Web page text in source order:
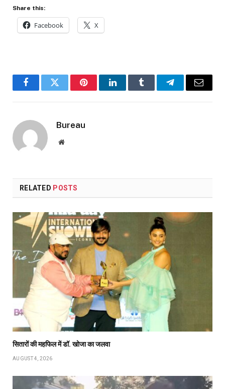
Share this:
Facebook X
FacebookTwitter PinterestLinkedInTumblr TelegramEmail
Bureau
Website
RELATED POSTS
सितारों की महफिल में डॉ. खोजा का जलवा
AUGUST 4, 2026